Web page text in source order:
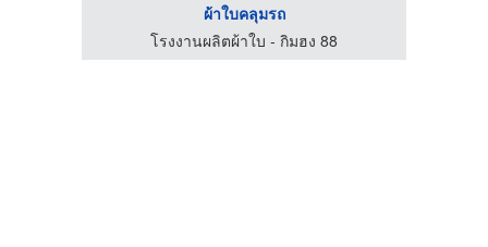
ผ้าใบคลุมรถ
โรงงานผลิตผ้าใบ - กิมฮง 88